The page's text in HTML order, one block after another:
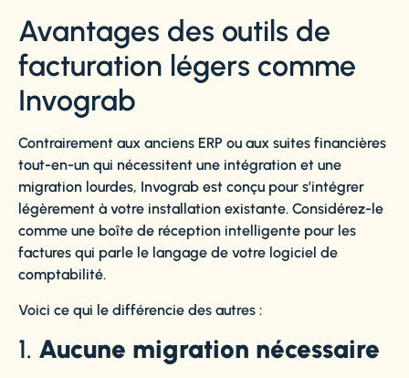
Avantages des outils de
facturation légers comme
Invograb
Contrairement aux anciens ERP ou aux suites financières
tout-en-un qui nécessitent une intégration et une
migration lourdes, Invograb est conçu pour s’intégrer
légèrement à votre installation existante. Considérez-le
comme une boîte de réception intelligente pour les
factures qui parle le langage de votre logiciel de
comptabilité.
Voici ce qui le différencie des autres :
1. Aucune migration nécessaire